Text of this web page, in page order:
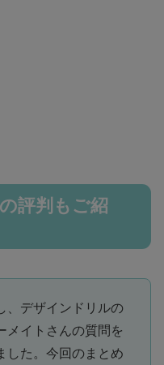
評判もご紹
、デザインドリルの
メイトさんの質問を
した。今回のまとめ